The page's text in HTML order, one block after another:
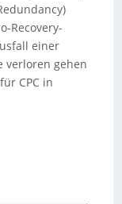
Recovery-
einer
verloren gehen
CPC in